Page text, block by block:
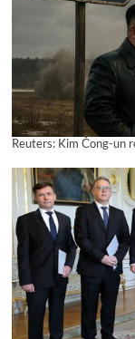
Reuters: Kim Čong-un